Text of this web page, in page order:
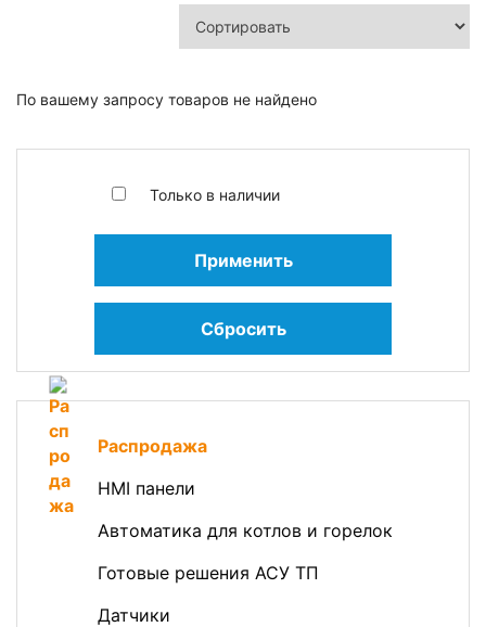
Только в наличии
Применить
Сбросить
Распродажа
HMI панели
Автоматика для котлов и горелок
Готовые решения АСУ ТП
Датчики
По вашему запросу товаров не найдено